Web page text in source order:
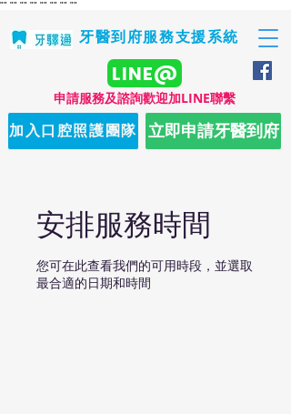
"" "" "" "" "" "" "" ""
牙醫到府服務支援系統
​申請服務及諮詢歡迎加LINE聯繫
LINE@
立即申請牙醫到府
加入口腔照護團隊
安排服務時間
您可在此查看我們的可用時段，並選取
最合適的日期和時間